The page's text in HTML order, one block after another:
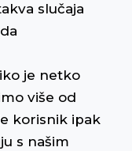
slučaja
je netko
više od
korisnik ipak
s našim